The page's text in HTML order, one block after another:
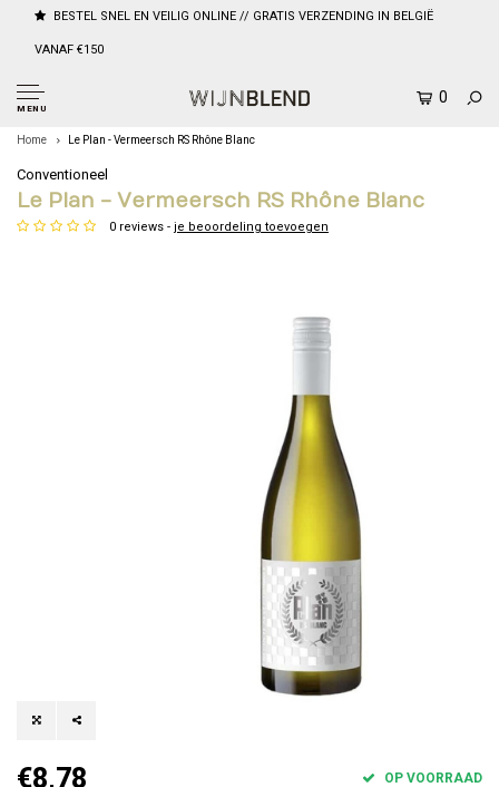
BESTEL SNEL EN VEILIG ONLINE // GRATIS VERZENDING IN BELGIË
VANAF €150
MENU
0
Home Le Plan - Vermeersch RS Rhône Blanc
Conventioneel
Le Plan - Vermeersch RS Rhône Blanc
0 reviews - je beoordeling toevoegen
€8,78 OP VOORRAAD